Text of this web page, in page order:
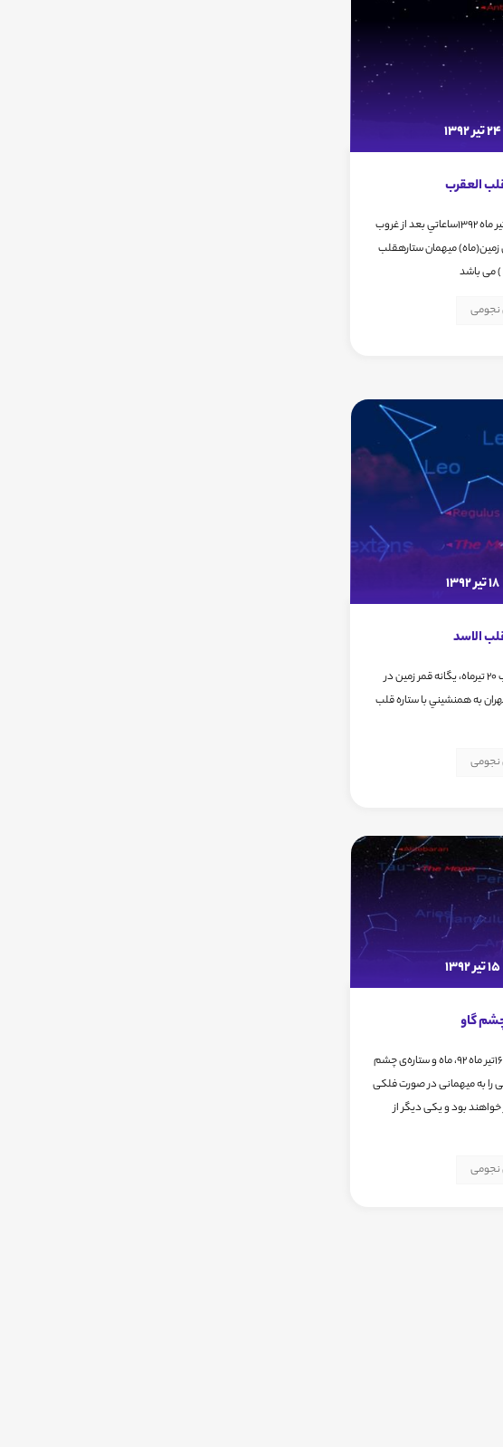
24 تیر 1392
العقرب
شامگاه جمعه 28 تیر ماه 1392ساعاتي بعد از غروب
زمین(ماه) میهمان ستارهقلب
می باشد
نجومی
18 تیر 1392
الاسد
هنگام غروب آفتاب 20 تیرماه، یگانه قمر زمین در
به همنشيني با ستاره قلب
نجومی
15 تیر 1392
گاو
نیمه شب یکشنبه 16تیر ماه 92، ماه و ستاره‌ی چشم
را به میهمانی در صورت فلکی
خواهند بود و یکی دیگر از
نجومی